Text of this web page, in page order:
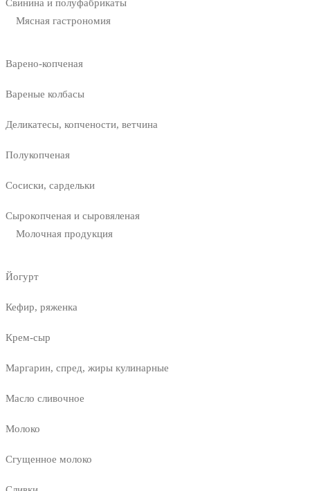
Свинина и полуфабрикаты
Мясная гастрономия
Варено-копченая
Вареные колбасы
Деликатесы, копчености, ветчина
Полукопченая
Сосиски, сардельки
Сырокопченая и сыровяленая
Молочная продукция
Йогурт
Кефир, ряженка
Крем-сыр
Маргарин, спред, жиры кулинарные
Масло сливочное
Молоко
Сгущенное молоко